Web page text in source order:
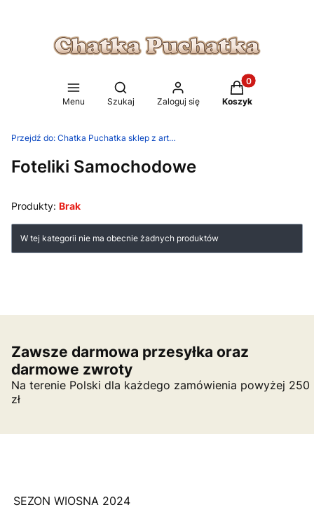
Menu
Otwórz wyszukiwarkę
Szukaj Zaloguj się
Produkty w
Koszyk
Przejdź do: Chatka Puchatka sklep z artykułami dla dzieci
Foteliki Samochodowe
Produkty: Brak
Lista produktów
W tej kategorii nie ma obecnie żadnych produktów
Zawsze darmowa przesyłka oraz
darmowe zwroty
Na terenie Polski dla każdego zamówienia powyżej 250
zł
SEZON WIOSNA 2024